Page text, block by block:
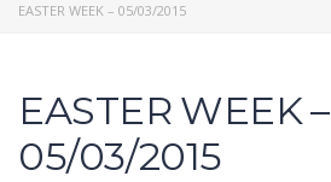
EASTER WEEK – 05/03/2015
EASTER WEEK –
05/03/2015